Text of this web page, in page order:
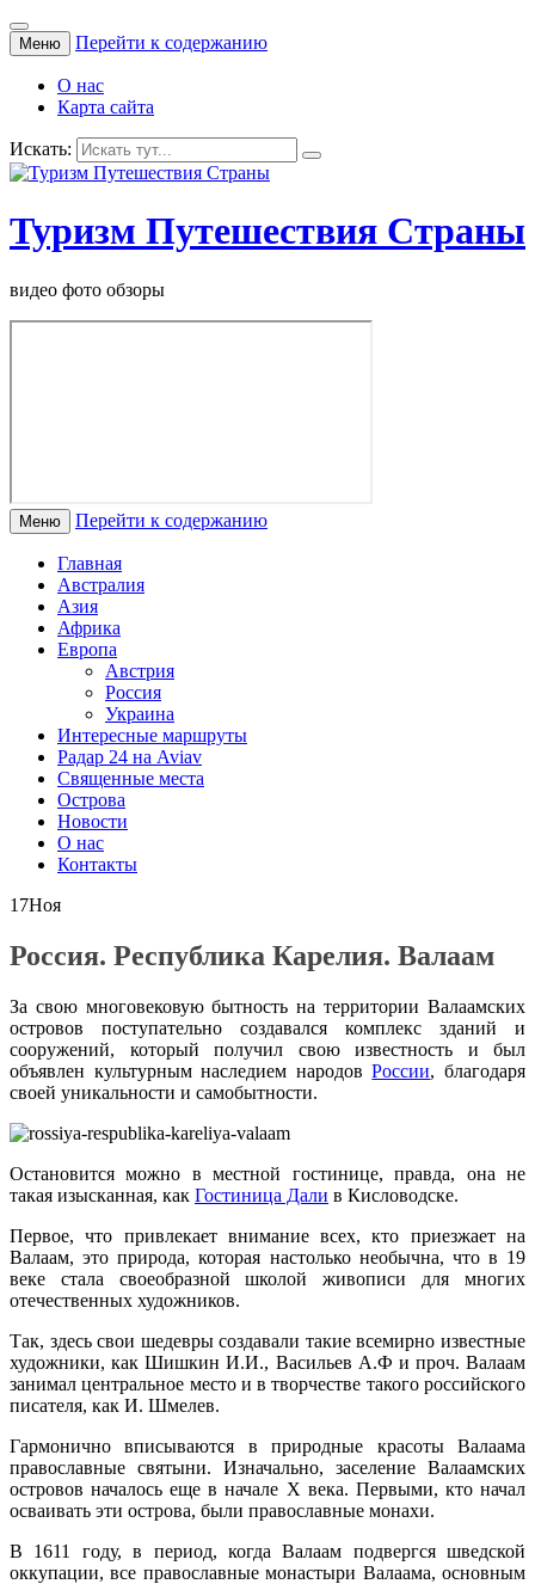
Меню Перейти к содержанию
О нас
Карта сайта
Искать:
Туризм Путешествия Страны
видео фото обзоры
Меню Перейти к содержанию
Главная
Австралия
Азия
Африка
Европа
Австрия
Россия
Украина
Интересные маршруты
Радар 24 на Aviav
Священные места
Острова
Новости
О нас
Контакты
17Ноя
Россия. Республика Карелия. Валаам
За свою многовековую бытность на территории Валаамских
островов поступательно создавался комплекс зданий и
сооружений, который получил свою известность и был
объявлен культурным наследием народовРоссии, благодаря
своей уникальности и самобытности.
Остановится можно в местной гостинице, правда, она не
такая изысканная, как Гостиница Дали в Кисловодске.
Первое, что привлекает внимание всех, кто приезжает на
Валаам, это природа, которая настолько необычна, что в 19
веке стала своеобразной школой живописи для многих
отечественных художников.
Так, здесь свои шедевры создавали такие всемирно известные
художники, как Шишкин И.И., Васильев А.Ф и проч. Валаам
занимал центральное место и в творчестве такого российского
писателя, как И. Шмелев.
Гармонично вписываются в природные красоты Валаама
православные святыни. Изначально, заселение Валаамских
островов началось еще в начале Х века. Первыми, кто начал
осваивать эти острова, были православные монахи.
В 1611 году, в период, когда Валаам подвергся шведской
оккупации, все православные монастыри Валаама, основным